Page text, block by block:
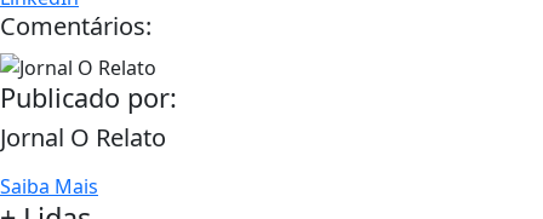
Comentários:
Publicado por:
Jornal O Relato
Saiba Mais